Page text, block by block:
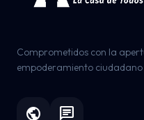
Comprometidos con la
empoderamiento
public chat